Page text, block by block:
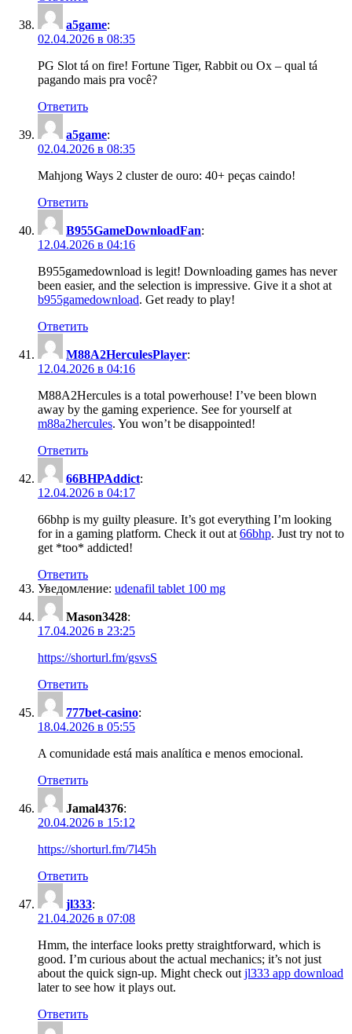
a5game:
02.04.2026 в 08:35
PG Slot tá on fire! Fortune Tiger, Rabbit ou Ox – qual tá
pagando mais pra você?
Ответить
a5game:
02.04.2026 в 08:35
Mahjong Ways 2 cluster de ouro: 40+ peças caindo!
Ответить
B955GameDownloadFan:
12.04.2026 в 04:16
B955gamedownload is legit! Downloading games has never
been easier, and the selection is impressive. Give it a shot at
b955gamedownload. Get ready to play!
Ответить
M88A2HerculesPlayer:
12.04.2026 в 04:16
M88A2Hercules is a total powerhouse! I’ve been blown
away by the gaming experience. See for yourself at
m88a2hercules. You won’t be disappointed!
Ответить
66BHPAddict:
12.04.2026 в 04:17
66bhp is my guilty pleasure. It’s got everything I’m looking
for in a gaming platform. Check it out at 66bhp. Just try not to
get *too* addicted!
Ответить
Уведомление: udenafil tablet 100 mg
Mason3428:
17.04.2026 в 23:25
https://shorturl.fm/gsvsS
Ответить
777bet-casino:
18.04.2026 в 05:55
A comunidade está mais analítica e menos emocional.
Ответить
Jamal4376:
20.04.2026 в 15:12
https://shorturl.fm/7l45h
Ответить
jl333:
21.04.2026 в 07:08
Hmm, the interface looks pretty straightforward, which is
good. I’m curious about the actual mechanics; it’s not just
about the quick sign-up. Might check out jl333 app download
later to see how it plays out.
Ответить